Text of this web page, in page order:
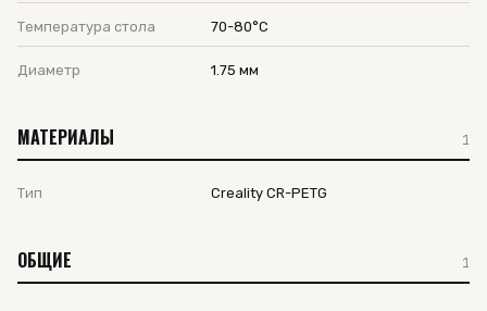
Температура стола 70-80°C
Диаметр 1.75 мм
МАТЕРИАЛЫ 1
Тип Creality CR-PETG
ОБЩИЕ 1